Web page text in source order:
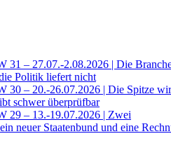
– 27.07.-2.08.2026 | Die
Politik liefert nicht
– 20.-26.07.2026 | Die Spitze
schwer überprüfbar
29 – 13.-19.07.2026 | Zwei
neuer Staatenbund und eine